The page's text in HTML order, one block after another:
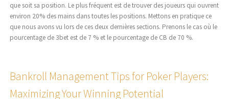
que soit sa position. Le plus fréquent est de trouver des joueurs qui ouvrent
environ 20% des mains dans toutes les positions. Mettons en pratique ce
que nous avons vu lors de ces deux dernières sections. Prenons le cas où le
pourcentage de 3bet est de 7 % et le pourcentage de CB de 70 %.
Bankroll Management Tips for Poker Players:
Maximizing Your Winning Potential